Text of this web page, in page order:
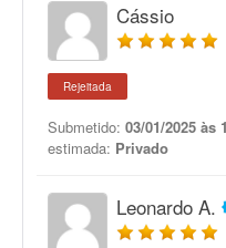
Cássio
Rejeitada
Submetido: 03/01/2025 às
estimada: Privado
Leonardo A.